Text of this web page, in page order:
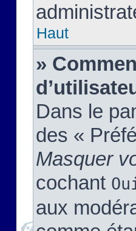
Haut
»
Dans le
des «
Masquer
cochant
aux